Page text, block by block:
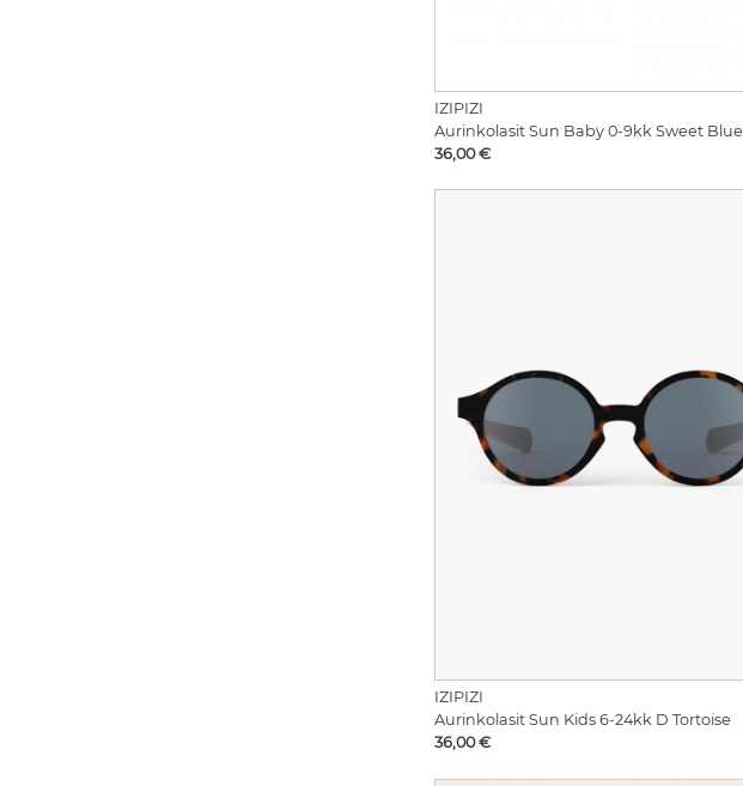
IZIPIZI
Aurinkolasit Sun Baby 0-9kk Sweet Blue
Hinta
36,00 €
IZIPIZI
Aurinkolasit Sun Kids 6-24kk D Tortoise
Hinta
36,00 €